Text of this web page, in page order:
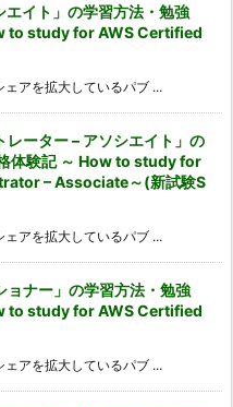
エイト」の学習方法・勉強
to study for AWS Certified
アを拡大しているパブ ...
レーター – アソシエイト」の
体験記 ～ How to study for
– Associate～(新試験S
アを拡大しているパブ ...
ョナー」の学習方法・勉強
to study for AWS Certified
アを拡大しているパブ ...